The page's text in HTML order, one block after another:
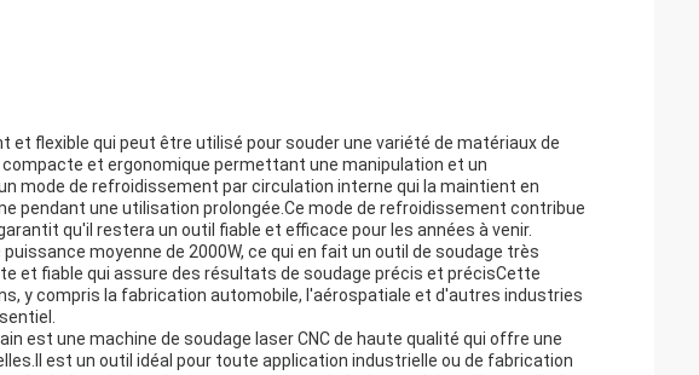
et flexible qui peut être utilisé pour souder une variété de matériaux de
et ergonomique permettant une manipulation et un
mode de refroidissement par circulation interne qui la maintient en
pendant une utilisation prolongée.Ce mode de refroidissement contribue
qu'il restera un outil fiable et efficace pour les années à venir.
moyenne de 2000W, ce qui en fait un outil de soudage très
et fiable qui assure des résultats de soudage précis et précisCette
y compris la fabrication automobile, l'aérospatiale et d'autres industries
est une machine de soudage laser CNC de haute qualité qui offre une
est un outil idéal pour toute application industrielle ou de fabrication